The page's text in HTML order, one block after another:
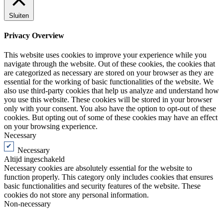
Sluiten
Privacy Overview
This website uses cookies to improve your experience while you
navigate through the website. Out of these cookies, the cookies that
are categorized as necessary are stored on your browser as they are
essential for the working of basic functionalities of the website. We
also use third-party cookies that help us analyze and understand how
you use this website. These cookies will be stored in your browser
only with your consent. You also have the option to opt-out of these
cookies. But opting out of some of these cookies may have an effect
on your browsing experience.
Necessary
Necessary
Altijd ingeschakeld
Necessary cookies are absolutely essential for the website to
function properly. This category only includes cookies that ensures
basic functionalities and security features of the website. These
cookies do not store any personal information.
Non-necessary